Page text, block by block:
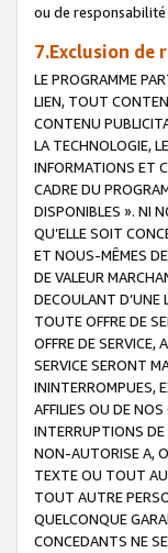
ou de
7.Exclusion de
LE PROGRAMME
LIEN, TOUT
CONTENU
LA TECHNOLOGIE,
INFORMATIONS ET
CADRE DU
DISPONIBLES ». NI
QU’ELLE SOIT
ET NOUS-MÊMES
DE VALEUR
DECOULANT D’UNE
TOUTE OFFRE DE
OFFRE DE
SERVICE SERONT
ININTERROMPUES,
AFFILIES OU DE
INTERRUPTIONS DE
NON-AUTORISE A,
TEXTE OU TOUT
TOUT AUTRE
QUELCONQUE
CONCEDANTS NE